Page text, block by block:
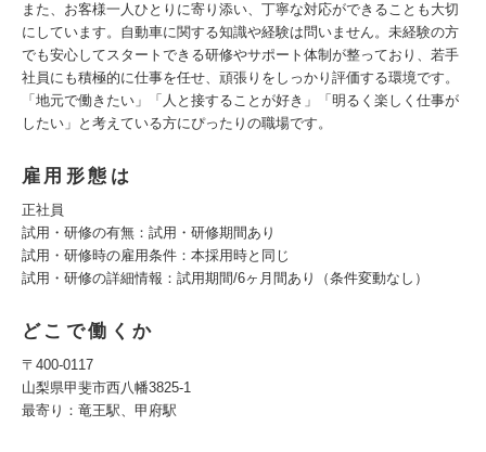
また、お客様一人ひとりに寄り添い、丁寧な対応ができることも大切
にしています。自動車に関する知識や経験は問いません。未経験の方
でも安心してスタートできる研修やサポート体制が整っており、若手
社員にも積極的に仕事を任せ、頑張りをしっかり評価する環境です。
「地元で働きたい」「人と接することが好き」「明るく楽しく仕事が
したい」と考えている方にぴったりの職場です。
雇用形態は
正社員
試用・研修の有無：試用・研修期間あり
試用・研修時の雇用条件：本採用時と同じ
試用・研修の詳細情報：試用期間/6ヶ月間あり（条件変動なし）
どこで働くか
〒400-0117
山梨県甲斐市西八幡3825-1
最寄り：竜王駅、甲府駅